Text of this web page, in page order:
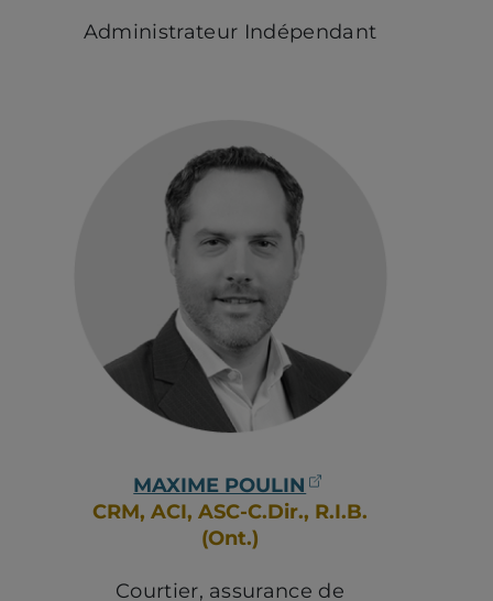
Administrateur Indépendant
MAXIME POULIN
CRM, ACI, ASC-C.Dir., R.I.B.
(Ont.)
Courtier, assurance de